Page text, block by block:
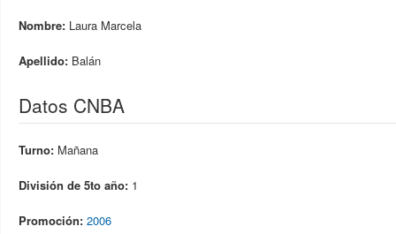
Nombre: Laura Marcela
Apellido: Balán
Datos CNBA
Turno: Mañana
División de 5to año: 1
Promoción: 2006